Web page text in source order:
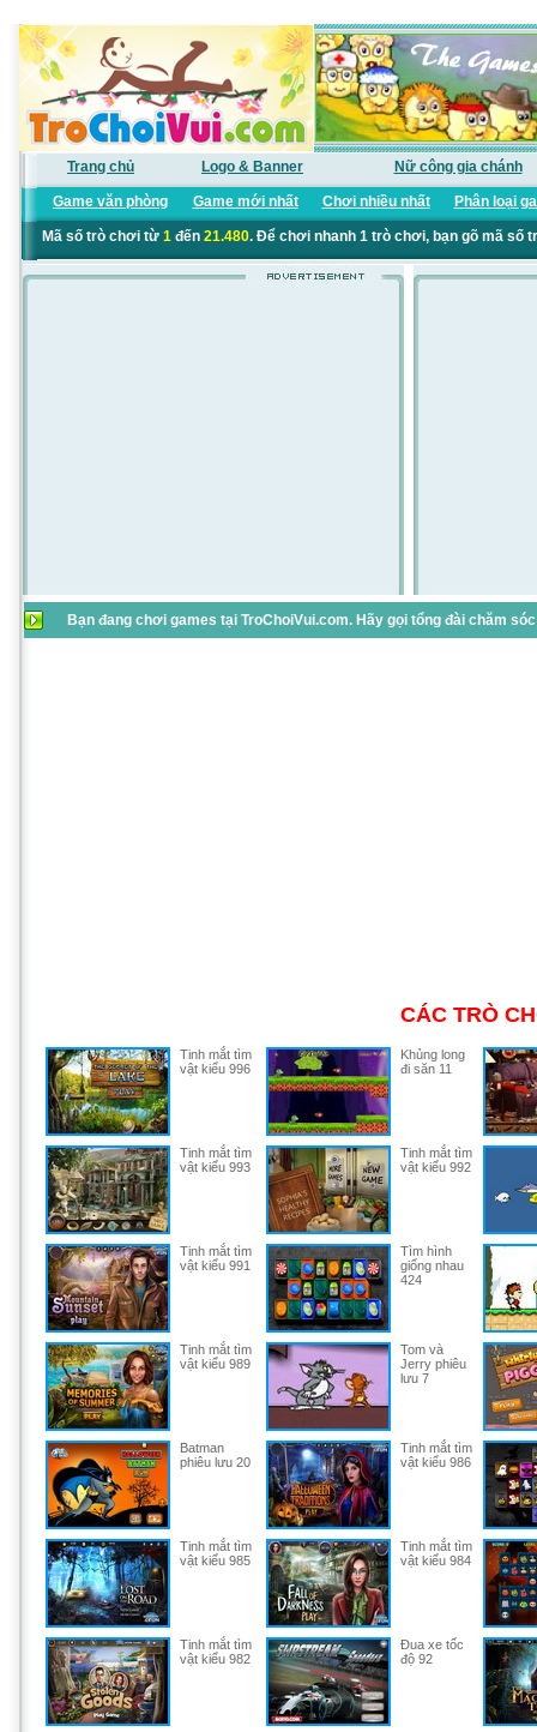
Trang chủ Logo & Banner Nữ công gia chánh
Game văn phòng Game mới nhất Chơi nhiều nhất Phân loại
Mã số trò chơi từ 1đến 21.480. Để chơi nhanh 1 trò chơi, bạn gõ mã số
Bạn đang chơi games tại TroChoiVui.com. Hãy gọi tổng đài chăm
CÁC TRÒ
Tinh mắt tìm
vật kiểu 996
Khủng long
đi săn 11
Tinh mắt tìm
vật kiểu 993
Tinh mắt tìm
vật kiểu 992
Tinh mắt tìm
vật kiểu 991
Tìm hình
giống nhau
424
Tinh mắt tìm
vật kiểu 989
Tom và
Jerry phiêu
lưu 7
Batman
phiêu lưu 20
Tinh mắt tìm
vật kiểu 986
Tinh mắt tìm
vật kiểu 985
Tinh mắt tìm
vật kiểu 984
Tinh mắt tìm
vật kiểu 982
Đua xe tốc
độ 92